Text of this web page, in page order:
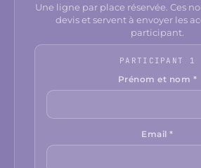
Une ligne par place réservée. Ces
devis et servent à envoyer les
participant.
PARTICIPANT 1
Prénom et nom *
Email *